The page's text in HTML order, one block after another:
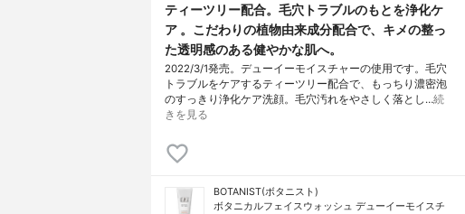
ティーツリー配合。毛穴トラブルのもとを浄化ケ
ア 。こだわりの植物由来成分配合で、キメの整っ
た透明感のある健やかな肌へ。
2022/3/1発売。デューイーモイスチャーの使用です。毛穴
トラブルをケアするティーツリー配合で、もっちり濃密泡
のすっきり浄化ケア洗顔。毛穴汚れをやさしく落とし…続
きを見る
BOTANIST(ボタニスト)
ボタニカルフェイスウォッシュ デューイーモイスチ